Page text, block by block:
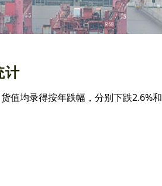
计
值均录得按年跌幅，分别下跌2.6%和